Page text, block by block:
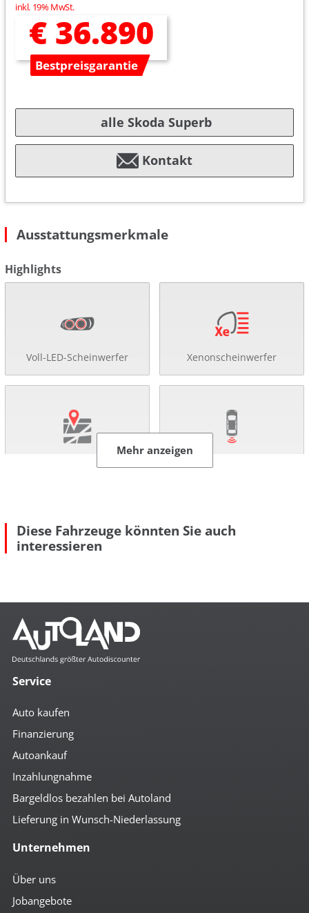
inkl. 19% MwSt.
€ 36.890
Bestpreisgarantie
alle Skoda Superb
Kontakt
Ausstattungsmerkmale
Highlights
Voll-LED-Scheinwerfer Xenonscheinwerfer
Mehr anzeigen
Komfort
3- Zonen Klimaautomatik
4x el. Fensterheber
Anfahrassistent
Auto Hold
autom. abblendende Außenspiegel
autom. abblendender Innenspiegel
beheizbare Aussenspiegel
beheizbare Scheibenwaschanlage
Bordcomputer
Colorverglasung
el. anklappbare Spiegel
el. Fahrersitz
geteilte Rücksitzbank
Getränkehalter
Mehr anzeigen
Diese Fahrzeuge könnten Sie auch
interessieren
Service
Auto kaufen
Finanzierung
Autoankauf
Inzahlungnahme
Bargeldlos bezahlen bei Autoland
Lieferung in Wunsch-Niederlassung
Unternehmen
Über uns
Jobangebote